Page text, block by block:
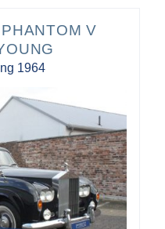
V
1964